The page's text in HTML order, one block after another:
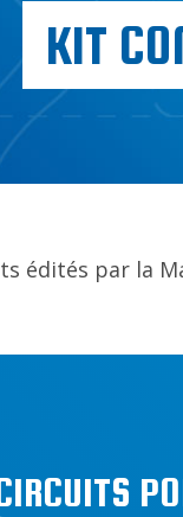
KIT
édités par la